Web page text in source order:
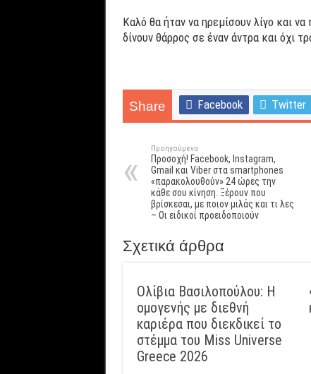
Καλό θα ήταν να ηρεμίσουν λίγο και
δίνουν θάρρος σε έναν άντρα και όχι
Share Facebook Twitter
Προηγούμενο
Προσοχή! Facebook, Ιnstagram,
Gmail και Viber στα smartphones
«παρακολουθούν» 24 ώρες την
κάθε σου κίνηση. Ξέρουν που
βρίσκεσαι, με ποιον μιλάς και τι λες
– Οι ειδικοί προειδοποιούν
Σχετικά άρθρα
Ολίβια Βασιλοπούλου: Η
ομογενής με διεθνή
καριέρα που διεκδικεί το
στέμμα του Miss Universe
Greece 2026